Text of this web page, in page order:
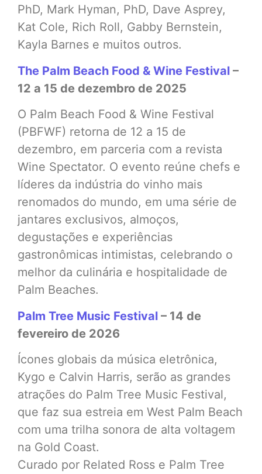
PhD, Mark Hyman, PhD, Dave Asprey,
Kat Cole, Rich Roll, Gabby Bernstein,
Kayla Barnes e muitos outros.
The Palm Beach Food & Wine Festival –
12 a 15 de dezembro de 2025
O Palm Beach Food & Wine Festival
(PBFWF) retorna de 12 a 15 de
dezembro, em parceria com a revista
Wine Spectator. O evento reúne chefs e
líderes da indústria do vinho mais
renomados do mundo, em uma série de
jantares exclusivos, almoços,
degustações e experiências
gastronômicas intimistas, celebrando o
melhor da culinária e hospitalidade de
Palm Beaches.
Palm Tree Music Festival – 14 de
fevereiro de 2026
Ícones globais da música eletrônica,
Kygo e Calvin Harris, serão as grandes
atrações do Palm Tree Music Festival,
que faz sua estreia em West Palm Beach
com uma trilha sonora de alta voltagem
na Gold Coast.
Curado por Related Ross e Palm Tree